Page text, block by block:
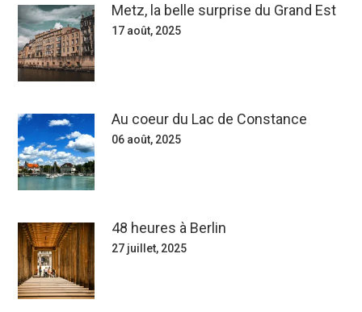
Metz, la belle surprise du Grand Est
17 août, 2025
Au coeur du Lac de Constance
06 août, 2025
48 heures à Berlin
27 juillet, 2025